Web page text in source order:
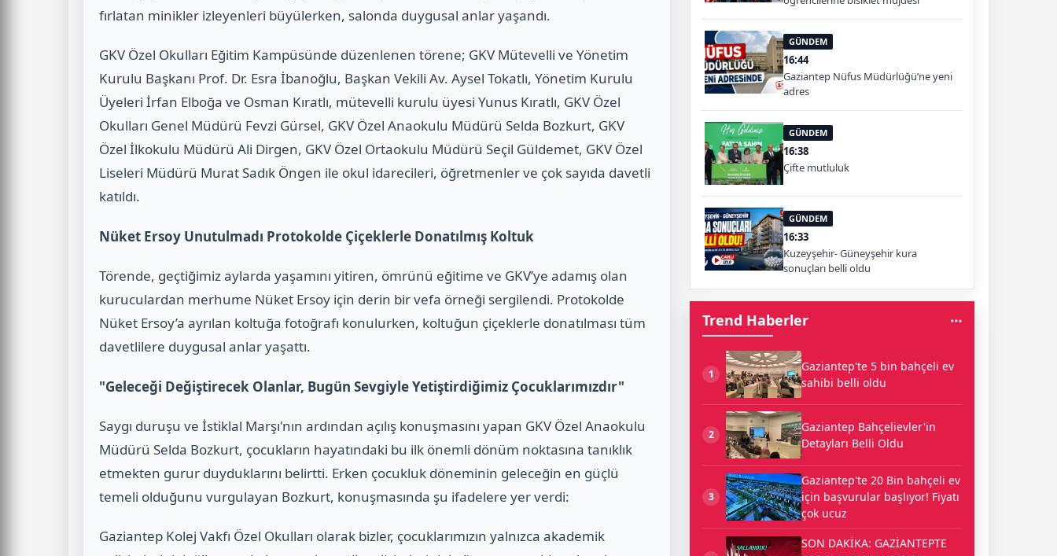
fırlatan minikler izleyenleri büyülerken, salonda duygusal anlar yaşandı.
GKV Özel Okulları Eğitim Kampüsünde düzenlenen törene; GKV Mütevelli ve Yönetim
Kurulu Başkanı Prof. Dr. Esra İbanoğlu, Başkan Vekili Av. Aysel Tokatlı, Yönetim Kurulu
Üyeleri İrfan Elboğa ve Osman Kıratlı, mütevelli kurulu üyesi Yunus Kıratlı, GKV Özel
Okulları Genel Müdürü Fevzi Gürsel, GKV Özel Anaokulu Müdürü Selda Bozkurt, GKV
Özel İlkokulu Müdürü Ali Dirgen, GKV Özel Ortaokulu Müdürü Seçil Güldemet, GKV Özel
Liseleri Müdürü Murat Sadık Öngen ile okul idarecileri, öğretmenler ve çok sayıda davetli
katıldı.
Nüket Ersoy Unutulmadı Protokolde Çiçeklerle Donatılmış Koltuk
Törende, geçtiğimiz aylarda yaşamını yitiren, ömrünü eğitime ve GKV’ye adamış olan
kuruculardan merhume Nüket Ersoy için derin bir vefa örneği sergilendi. Protokolde
Nüket Ersoy’a ayrılan koltuğa fotoğrafı konulurken, koltuğun çiçeklerle donatılması tüm
davetlilere duygusal anlar yaşattı.
"Geleceği Değiştirecek Olanlar, Bugün Sevgiyle Yetiştirdiğimiz Çocuklarımızdır"
Saygı duruşu ve İstiklal Marşı'nın ardından açılış konuşmasını yapan GKV Özel Anaokulu
Müdürü Selda Bozkurt, çocukların hayatındaki bu ilk önemli dönüm noktasına tanıklık
etmekten gurur duyduklarını belirtti. Erken çocukluk döneminin geleceğin en güçlü
temeli olduğunu vurgulayan Bozkurt, konuşmasında şu ifadelere yer verdi:
Gaziantep Kolej Vakfı Özel Okulları olarak bizler, çocuklarımızın yalnızca akademik
GÜNDEM
16:44
Gaziantep Nüfus Müdürlüğü’ne yeni
adres
GÜNDEM
16:38
Çifte mutluluk
GÜNDEM
16:33
Kuzeyşehir- Güneyşehir kura
sonuçları belli oldu
Trend Haberler
1
Gaziantep'te 5 bin bahçeli ev
sahibi belli oldu
2
Gaziantep Bahçelievler'in
Detayları Belli Oldu
3
Gaziantep'te 20 Bin bahçeli ev
için başvurular başlıyor! Fiyatı
çok ucuz
SON DAKİKA: GAZİANTEPTE